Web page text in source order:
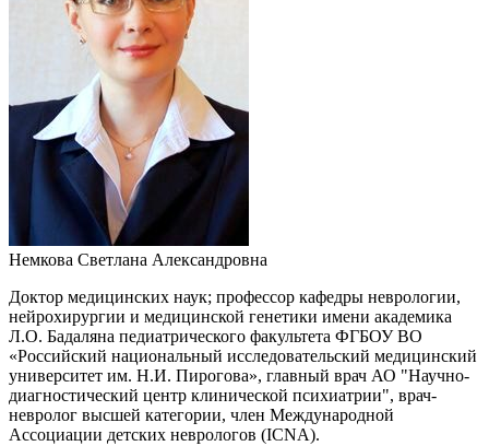
Немкова Светлана Александровна
Доктор медицинских наук; профессор кафедры неврологии,
нейрохирургии и медицинской генетики имени академика
Л.О. Бадаляна педиатрического факультета ФГБОУ ВО
«Российский национальный исследовательский медицинский
университет им. Н.И. Пирогова», главный врач АО "Научно-
диагностический центр клинической психиатрии", врач-
невролог высшей категории, член Международной
Ассоциации детских неврологов (ICNA).